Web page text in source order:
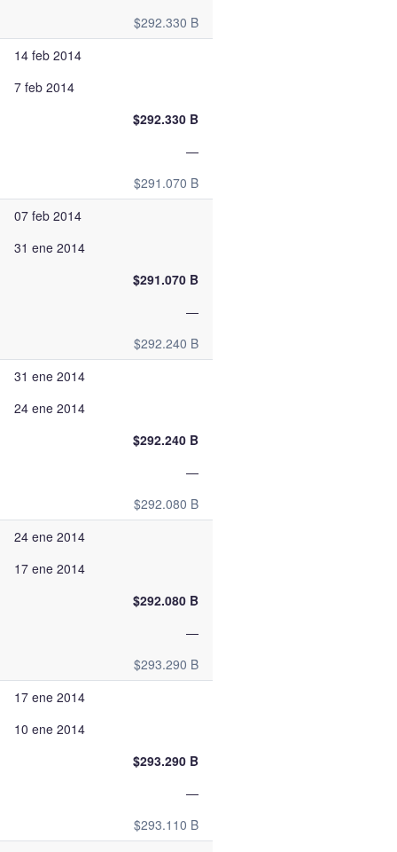
$292.330 B
14 feb 2014
7 feb 2014
$292.330 B
—
$291.070 B
07 feb 2014
31 ene 2014
$291.070 B
—
$292.240 B
31 ene 2014
24 ene 2014
$292.240 B
—
$292.080 B
24 ene 2014
17 ene 2014
$292.080 B
—
$293.290 B
17 ene 2014
10 ene 2014
$293.290 B
—
$293.110 B